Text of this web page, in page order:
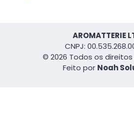
AROMATTERIE
CNPJ:
© 2026 Todos os
Feito por Noah